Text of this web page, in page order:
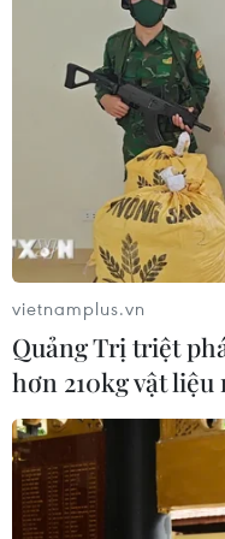
HLV Kim Sang-sik:
hướng tới chiến
đầu bảng'
06/08/2026 07:25
Chủ tịch Liên đoàn
chịu sức ép chưa
06/08/2026 04:12
Futsal Việt Nam bất
khó tin trước chủ nhà
06/08/2026 02:38
vietnamplus.vn
Quảng Trị triệt
hơn 210kg vật liệu